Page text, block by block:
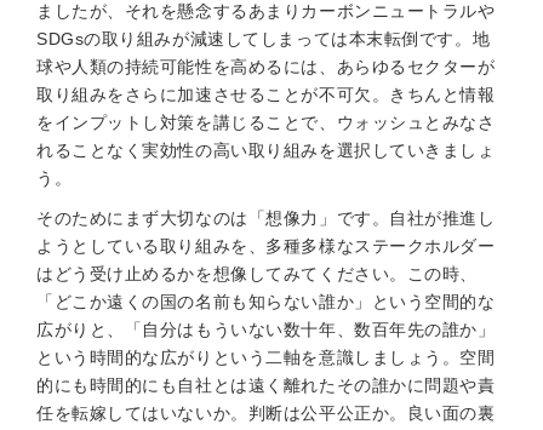
ましたが、それを懸念するあまりカーボンニュートラルや
SDGsの取り組みが減速してしまっては本末転倒です。地
球や人類の持続可能性を高めるには、あらゆるセクターが
取り組みをさらに加速させることが不可欠。きちんと情報
をインプットし対策を講じることで、ウォッシュとみなさ
れることなく実効性の高い取り組みを選択していきましょ
う。
そのためにまず大切なのは「想像力」です。自社が推進し
ようとしている取り組みを、多種多様なステークホルダー
はどう受け止めるかを想像してみてください。この時、
「どこか遠くの国の名前も知らない誰か」という空間的な
広がりと、「自分はもういない数十年、数百年先の誰か」
という時間的な広がりという二軸を意識しましょう。空間
的にも時間的にも自社とは遠く離れたその誰かに問題や責
任を転嫁してはいないか。判断は公平公正か。良い面の裏